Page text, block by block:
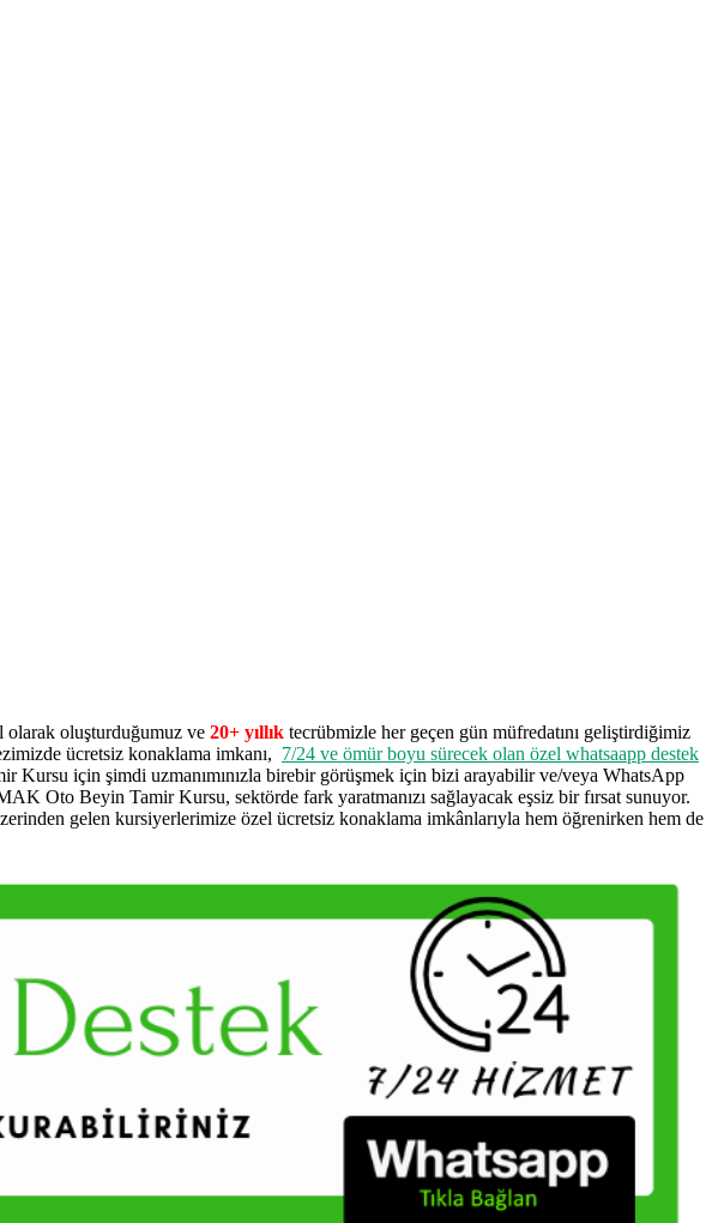
olarak oluşturduğumuz ve 20+ yıllık tecrübmizle her geçen gün müfredatını geliştirdiğimiz
ücretsiz konaklama imkanı, 7/24 ve ömür boyu sürecek olan özel whatsaapp destek
Kursu için şimdi uzmanımınızla birebir görüşmek için bizi arayabilir ve/veya WhatsApp
Oto Beyin Tamir Kursu, sektörde fark yaratmanızı sağlayacak eşsiz bir fırsat sunuyor.
gelen kursiyerlerimize özel ücretsiz konaklama imkânlarıyla hem öğrenirken hem de